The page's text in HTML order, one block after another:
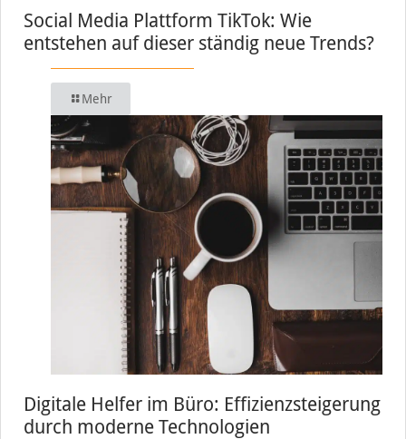
Social Media Plattform TikTok: Wie
entstehen auf dieser ständig neue Trends?
Mehr
Digitale Helfer im Büro: Effizienzsteigerung
durch moderne Technologien